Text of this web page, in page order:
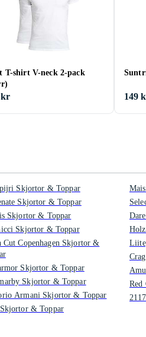
T-shirt V-neck 2-pack
kr 149
Skjortor & Toppar
Skjortor & Toppar
Skjortor & Toppar
Skjortor & Toppar
Cut Copenhagen Skjortor &
Skjortor & Toppar
Skjortor & Toppar
Armani Skjortor & Toppar
& Toppar
Red